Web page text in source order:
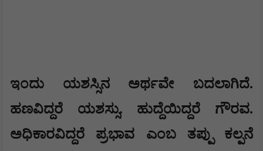
ಇಂದು ಯಶಸ್ಸಿನ ಅರ್ಥವೇ ಬದಲಾಗಿದೆ.
ಹಣವಿದ್ದರೆ ಯಶಸ್ಸು. ಹುದ್ದೆಯಿದ್ದರೆ ಗೌರವ.
ಅಧಿಕಾರವಿದ್ದರೆ ಪ್ರಭಾವ ಎಂಬ ತಪ್ಪು ಕಲ್ಪನೆ